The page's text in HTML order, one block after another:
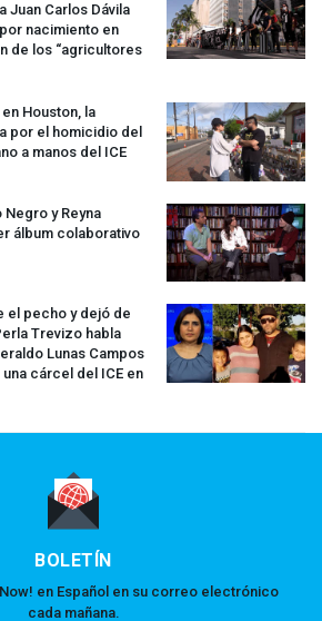
Juan Carlos Dávila
nacimiento en
de los “agricultores
Houston, la
por el homicidio del
a manos del ICE
y Reyna
álbum colaborativo
el pecho y dejó de
Trevizo habla
Lunas Campos
cárcel del ICE en
BOLETÍN
en Español en su correo electrónico
cada mañana.